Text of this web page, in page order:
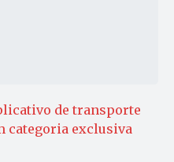
de transporte
categoria exclusiva